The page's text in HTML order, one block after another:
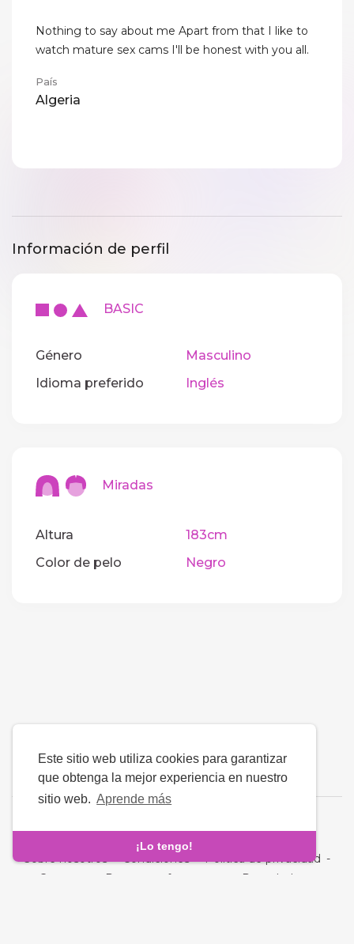
Este sitio web utiliza cookies para garantizar
que obtenga la mejor experiencia en nuestro
sitio web. Aprende más
¡Lo tengo!
Nothing to say about me Apart from that I like to
watch mature sex cams I'll be honest with you all.
País
Algeria
Información de perfil
BASIC
Género
Masculino
Idioma preferido
Inglés
Miradas
Altura
183cm
Color de pelo
Negro
Sobre nosotros-Condiciones-Política de privacidad -
Contacto
Preguntas frecuentes Reembolso